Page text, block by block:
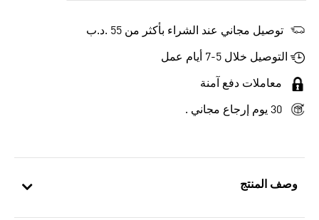
وصف المنتج
توصيل مجاني عند الشراء بأكثر من 55 .د.ب‎
التوصيل خلال 5-7 أيام عمل
معاملات دفع آمنة